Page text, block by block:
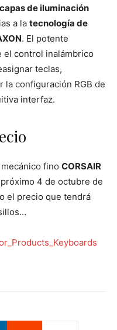
de iluminación
a la tecnología de
. El potente
el control inalámbrico
teclas,
la configuración RGB de
interfaz.
fino CORSAIR
4 de octubre de
el precio que tendrá